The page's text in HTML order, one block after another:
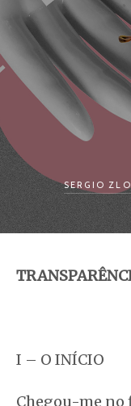
SERGIO
I – O INÍCIO
Chegou-me no